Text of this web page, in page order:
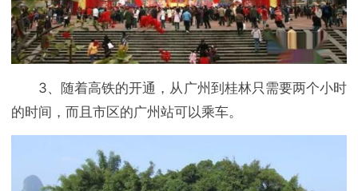
3、随着高铁的开通，从广州到桂林只需要两个小时
的时间，而且市区的广州站可以乘车。